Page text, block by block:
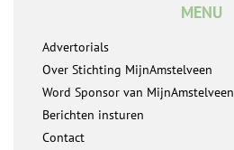
MENU
Advertorials
Over Stichting MijnAmstelveen
Word Sponsor van MijnAmstelveen
Berichten insturen
Contact